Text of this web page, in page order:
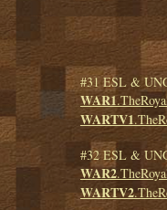
#31 ESL &
WAR1
WARTV1
#32 ESL &
WAR2
WARTV2